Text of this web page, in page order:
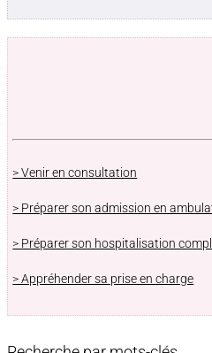
> Venir en consultation
> Préparer son admission en
> Préparer son hospitalisation
> Appréhender sa prise en charge